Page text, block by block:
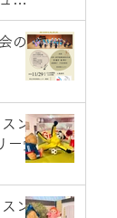
の
ン
ー受
ン